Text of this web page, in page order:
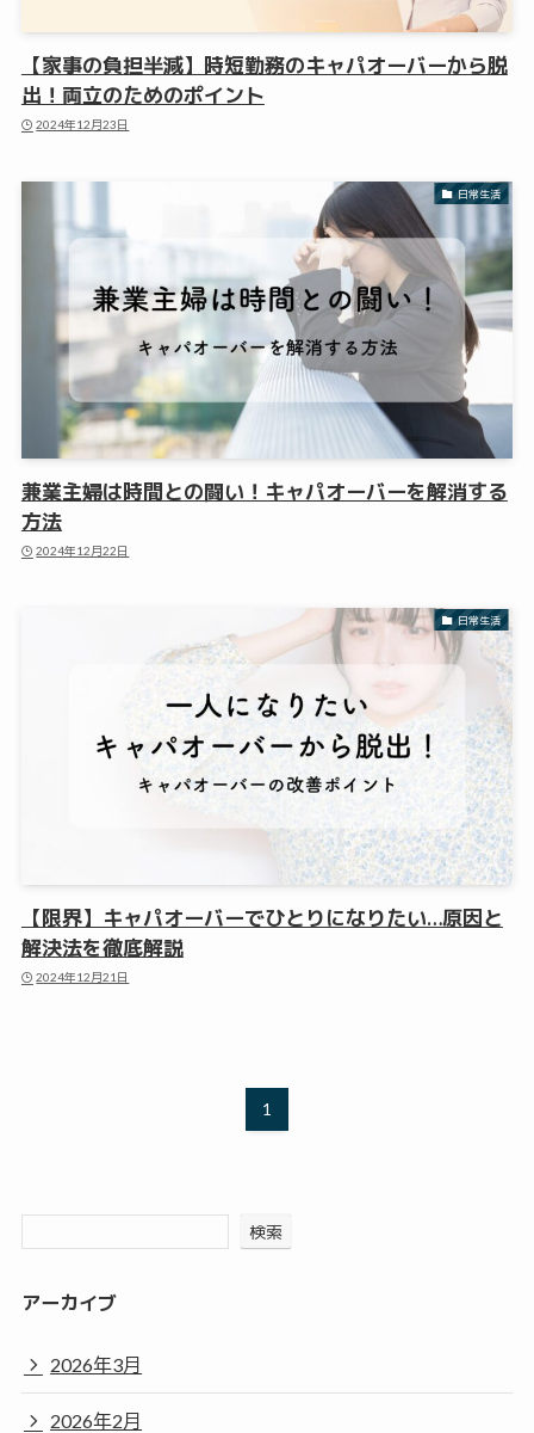
【家事の負担半減】時短勤務のキャパオーバーから脱
出！両立のためのポイント
2024年12月23日
日常生活
兼業主婦は時間との闘い！キャパオーバーを解消する
方法
2024年12月22日
日常生活
【限界】キャパオーバーでひとりになりたい…原因と
解決法を徹底解説
2024年12月21日
1
検索
アーカイブ
2026年3月
2026年2月